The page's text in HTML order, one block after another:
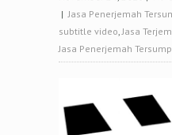
|Jasa Penerjemah
subtitle video,Jasa
Jasa Penerjemah